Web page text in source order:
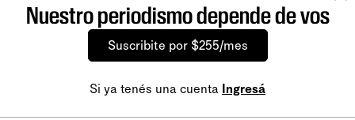
Nuestro periodismo depende de vos
Suscribite por $255/mes
Si ya tenés una cuenta Ingresá